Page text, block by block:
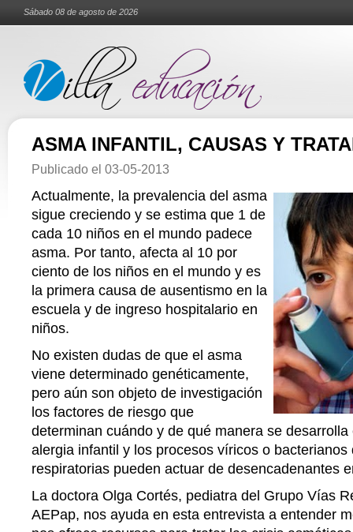
Sábado 08 de agosto de 2026
ASMA INFANTIL, CAUSAS Y
Publicado el 03-05-2013
Actualmente, la prevalencia del asma
sigue creciendo y se estima que 1 de
cada 10 niños en el mundo padece
asma. Por tanto, afecta al 10 por
ciento de los niños en el mundo y es
la primera causa de ausentismo en la
escuela y de ingreso hospitalario en
niños.
No existen dudas de que el asma
viene determinado genéticamente,
pero aún son objeto de investigación
los factores de riesgo que
determinan cuándo y de qué manera se
alergia infantil y los procesos víricos o
respiratorias pueden actuar de desencadenantes
La doctora Olga Cortés, pediatra del Grupo Vías
AEPap, nos ayuda en esta entrevista a entender